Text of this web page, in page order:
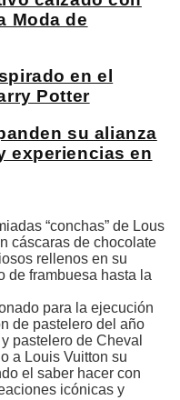
Moda de
en el
Potter
su alianza
experiencias en
“conchas” de Lous
cáscaras de chocolate
rellenos en su
de frambuesa hasta la
para la ejecución
de pastelero del año
pastelero de Cheval
a Louis Vuitton su
el saber hacer con
icónicas y